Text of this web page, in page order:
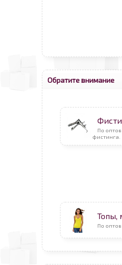
Обратите внимание
По
фистинга.
Топы,
По